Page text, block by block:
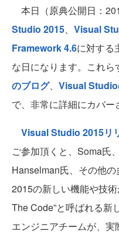
本日（原典公開日：
Studio 2015、 Visual
Framework 4.6に対する
な日になります。これら
のブログ、 Visual
で、非常に詳細にカバー
Visual Studio 2015リ
ご参加頂くと、Soma氏
Hanselman氏、その他
2015の新しい機能や技
The Code”と呼ばれる新
エンジニアチームが、